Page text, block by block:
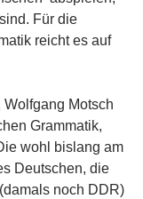
Für die
reicht es auf
Motsch
Grammatik,
wohl bislang am
Deutschen, die
noch DDR)